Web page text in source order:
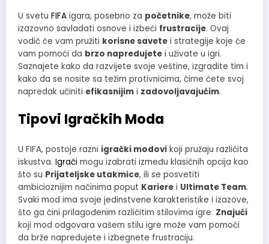
U svetu FIFA igara, posebno za početnike, može biti
izazovno savladati osnove i izbeći frustracije. Ovaj
vodič će vam pružiti korisne savete i strategije koje će
vam pomoći da brzo napredujete i uživate u igri.
Saznajete kako da razvijete svoje veštine, izgradite tim i
kako da se nosite sa težim protivnicima, čime ćete svoj
napredak učiniti efikasnijim i zadovoljavajućim.
Tipovi Igračkih Moda
U FIFA, postoje razni igrački modovi koji pružaju različita
iskustva. Igrači mogu izabrati između klasičnih opcija kao
što su Prijateljske utakmice, ili se posvetiti
ambicioznijim načinima poput Kariere i Ultimate Team.
Svaki mod ima svoje jedinstvene karakteristike i izazove,
što ga čini prilagođenim različitim stilovima igre. Znajući
koji mod odgovara vašem stilu igre može vam pomoći
da brže napredujete i izbegnete frustraciju.